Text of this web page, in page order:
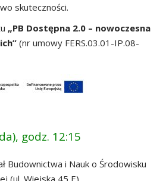
skuteczności.
„PB Dostępna 2.0 – nowoczesna
(nr umowy FERS.03.01-IP.08-
godz. 12:15
Budownictwa i Nauk o Środowisku
(ul. Wiejska 45 E)